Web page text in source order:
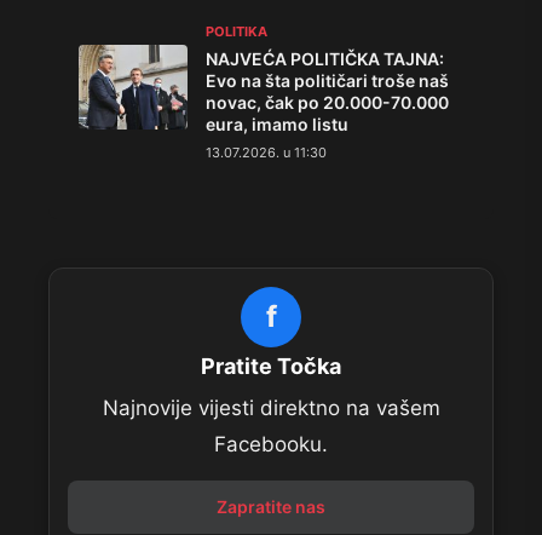
POLITIKA
NAJVEĆA POLITIČKA TAJNA:
Evo na šta političari troše naš
novac, čak po 20.000-70.000
eura, imamo listu
13.07.2026. u 11:30
f
Pratite Točka
Najnovije vijesti direktno na vašem
Facebooku.
Zapratite nas